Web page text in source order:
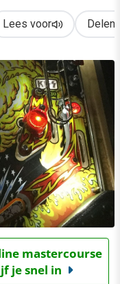
Lees voor Delen
mastercourse
je snel in